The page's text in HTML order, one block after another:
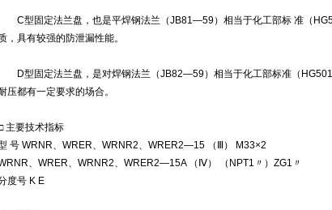
C型固定法兰盘，也是平焊钢法兰（JB81—59）相当于化工部标 准（
，具有较强的防泄漏性能。
D型固定法兰盘，是对焊钢法兰（JB82—59）相当于化工部标准（
压都有一定要求的场合。
主要技术指标
号 WRNR、WRER、WRNR2、WRER2—15 （Ⅲ） M33×2
、WRER、WRNR2、WRER2—15A （Ⅳ） （NPT1〃）ZG1〃
度号 K E